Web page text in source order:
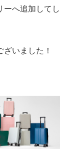
ーへ追加してし
いました！